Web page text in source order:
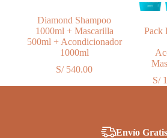
Diamond Shampoo
1000ml + Mascarilla
500ml + Acondicionador
1000ml
S/540.00
Pack
S/
Envío Gratis